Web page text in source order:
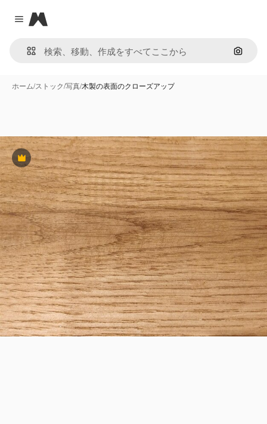
Close menu
Magnific
画像で
ホーム/ストック/写真/木製の表面のクローズアップ
Premium